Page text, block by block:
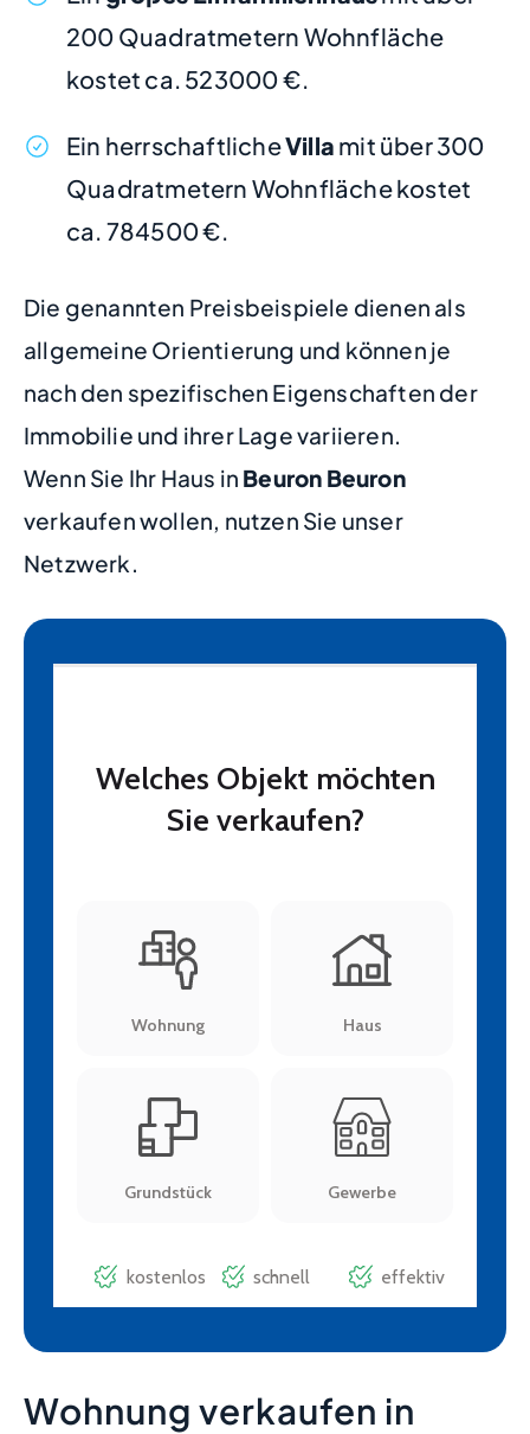
200 Quadratmetern Wohnfläche
kostet ca. 523000 €.
Ein herrschaftlicheVilla mit über 300
Quadratmetern Wohnfläche kostet
ca. 784500 €.
Die genannten Preisbeispiele dienen als
allgemeine Orientierung und können je
nach den spezifischen Eigenschaften der
Immobilie und ihrer Lage variieren.
Wenn Sie Ihr Haus in Beuron Beuron
verkaufen wollen, nutzen Sie unser
Netzwerk.
Wohnung verkaufen in